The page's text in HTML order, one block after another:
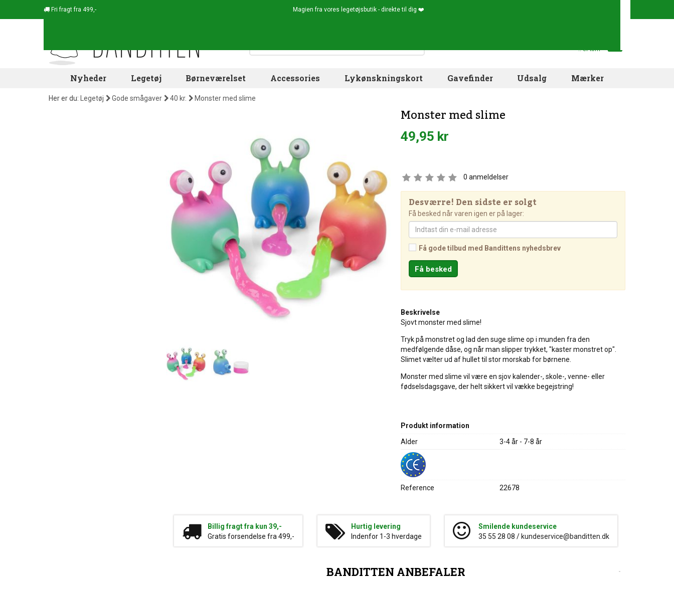
Fri fragt fra 499,- Magien fra vores legetøjsbutik - direkte til dig ❤️
.. er tom
Nyheder Legetøj Børneværelset Accessories Lykønskningskort Gavefinder Udsalg Mærker
Her er du: Legetøj Gode smågaver 40 kr. Monster med slime
Monster med slime
49,95 kr
0 anmeldelser
Desværre! Den sidste er solgt
Få besked når varen igen er på lager:
Få gode tilbud med Bandittens nyhedsbrev
Beskrivelse
Sjovt monster med slime!
Tryk på monstret og lad den suge slime op i munden fra den
medfølgende dåse, og når man slipper trykket, "kaster monstret op".
Slimet vælter ud af hullet til stor morskab for børnene.
Monster med slime vil være en sjov kalender-, skole-, venne- eller
fødselsdagsgave, der helt sikkert vil vække begejstring!
Produkt information
Alder
3-4 år - 7-8 år
Reference 22678
Billig fragt fra kun 39,-
Gratis forsendelse fra 499,-
Hurtig levering
Indenfor 1-3 hverdage
Smilende kundeservice
35 55 28 08 / kundeservice@banditten.dk
BANDITTEN ANBEFALER